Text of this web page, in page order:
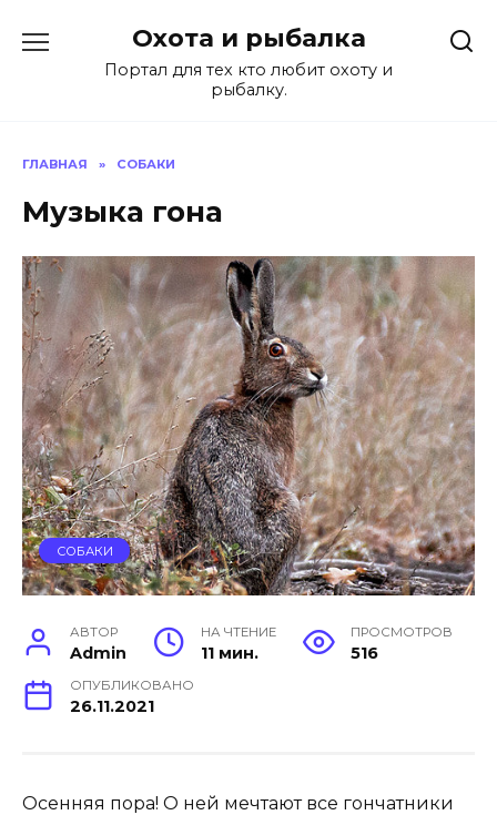
содержанию
Охота и рыбалка
Портал для тех кто любит охоту и
рыбалку.
ГЛАВНАЯ » СОБАКИ
Музыка гона
СОБАКИ
АВТОР
Admin
НА ЧТЕНИЕ
11 мин.
ПРОСМОТРОВ
516
ОПУБЛИКОВАНО
26.11.2021
Осенняя пора! О ней мечтают все гончатники